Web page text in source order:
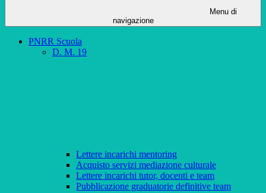
Menu di
navigazione
PNRR Scuola
D. M. 19
Lettere incarichi mentoring
Acquisto servizi mediazione culturale
Lettere incarichi tutor, docenti e team
Pubblicazione graduatorie definitive team